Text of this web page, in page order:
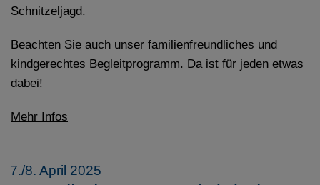
Schnitzeljagd.
Beachten Sie auch unser familienfreundliches und
kindgerechtes Begleitprogramm. Da ist für jeden etwas
dabei!
Mehr Infos
7./8. April 2025